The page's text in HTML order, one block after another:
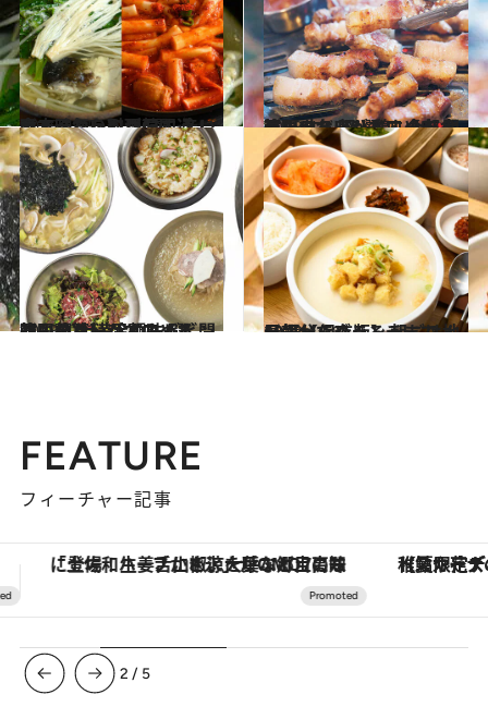
2023.4.15
両方味わうのが韓国通！ 食で元気を取り戻す 辛い＆辛くない料理6選
グルメ 2023.4.8
韓国ラバーがすすめる 間違いのないひと皿【肉篇】 牛・豚・鶏…全部食べたい名店8選
グルメ
2023.4.12
韓国ラバーがすすめる 間違いのないひと皿【ご飯・麺篇】 冷麺もビビンバも！ 大満足の味4選
グルメ 2023.4.16
早朝からブランチまで 地元気分でめぐる 朝ごはん10選【保存版】
グルメ
FEATURE
フィーチャー記事
【夏限定ディナーコース】旬を迎える稚鮎や花ズッキーニなどをイタリア・トスカーナの郷土料理の手法で満喫！
3 / 5